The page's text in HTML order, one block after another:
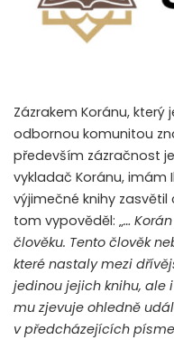
Zázrakem Koránu, který
odbornou komunitou
především zázračnost
vykladač Koránu, imám
výjimečné knihy zasvětil
tom vypověděl: „…
člověku. Tento člověk
které nastaly mezi
jedinou jejich knihu, ale
mu zjevuje ohledně
v předcházejících